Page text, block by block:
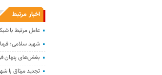
اخبار مرتبط
عامل مرتبط با
شهید سلامی؛
بغض‌های پنهان
تجدید میثاق با